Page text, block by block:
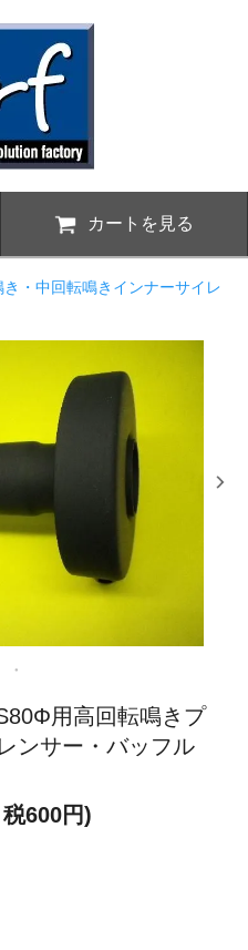
カートを見る
・中回転鳴きインナーサイレ
用高回転鳴きプ
ンサー・バッフル
600円)